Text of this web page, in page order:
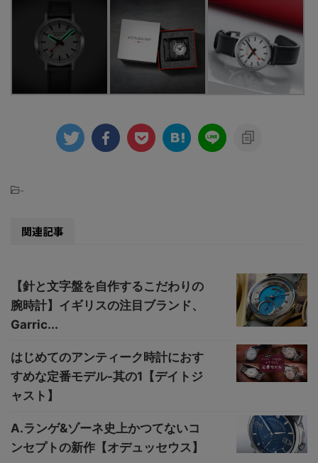
-
関連記事
【針と文字盤を自作するこだわりの
腕時計】イギリスの注目ブランド、
Garric...
はじめてのアンティーク時計におす
すめな定番モデル-其の1【デイトジ
ャスト】
A.ランゲ&ゾーネ史上かつてないコ
ンセプトの新作【オデュッセウス】